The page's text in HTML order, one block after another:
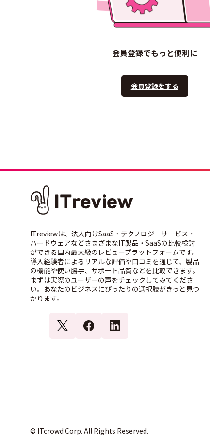
会員登録でもっと便利に
会員登録をする
ITreviewは、法人向けSaaS・テクノロジーサービス・
ハードウェアなどさまざまなIT製品・SaaSの比較検討
ができる国内最大級のレビュープラットフォームです。
導入経験者によるリアルな評価や口コミを通じて、製品
の機能や使い勝手、サポート品質などを比較できます。
まずは実際のユーザーの声をチェックしてみてくださ
い。あなたのビジネスにぴったりの選択肢がきっと見つ
かります。
© ITcrowd Corp. All Rights Reserved.